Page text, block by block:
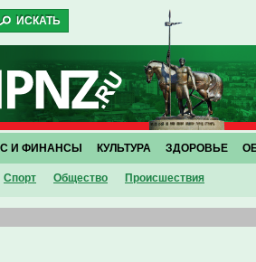
Спорт Общество Проиcшествия
И ФИНАНСЫ КУЛЬТУРА ЗДОРОВЬЕ